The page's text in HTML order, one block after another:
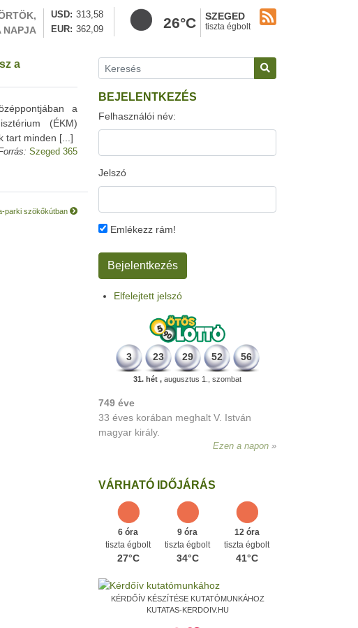
NAPJA
USD
313,58
EUR
362,09 26°C SZEGED
tiszta égbolt
a
a
(ÉKM)
tart minden [...]
Szeged 365
parki szökőkútban
BEJELENTKEZÉS
Felhasználói név:
Jelszó
Emlékezz rám!
Elfelejtett jelszó
3 23 29 52 56
31. hét , augusztus 1., szombat
498 éve
A szávaszentdemeteri-nagyolaszi
győzelem, ahol a magyarok utoljára
győzték le a törököket Mohács előtt.
VÁRHATÓ IDŐJÁRÁS
6 óra
tiszta égbolt
27°C
9 óra
tiszta égbolt
34°C
12 óra
tiszta égbolt
41°C
KÉRDŐÍV KÉSZÍTÉSE KUTATÓMUNKÁHOZ
KUTATAS-KERDOIV.HU